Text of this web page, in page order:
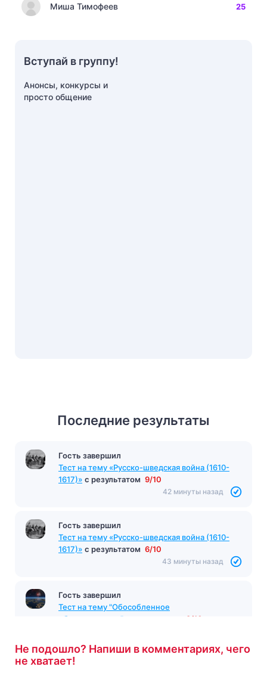
Последние результаты
Гость завершил
Тест на тему «Русско-шведская война (1610-
1617)» с результатом 9/10
42 минуты назад
Гость завершил
Тест на тему «Русско-шведская война (1610-
1617)» с результатом 6/10
43 минуты назад
Гость завершил
Тест на тему "Обособленное
обстоятельство"
8/10
Не подошло? Напиши в комментариях, чего
не хватает!
Миша Тимофеев 25
Вступай в группу!
Анонсы, конкурсы и
просто общение